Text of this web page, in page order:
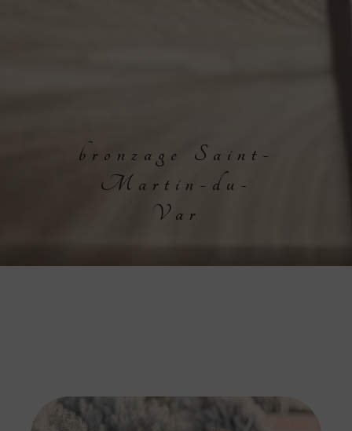
bronzage Saint-
Martin-du-
Var